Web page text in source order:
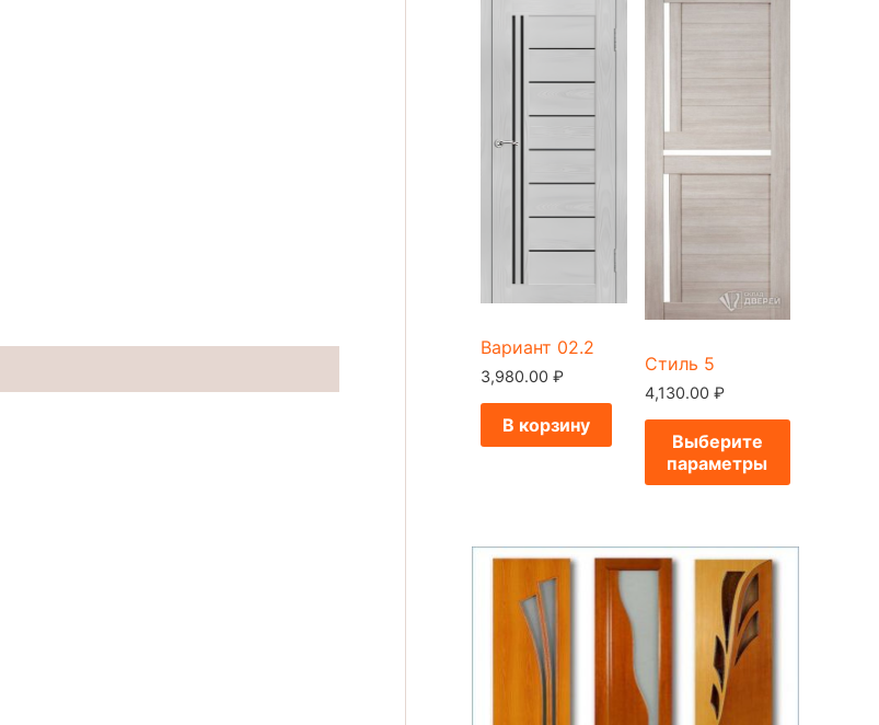
Вариант 02.2
3,980.00 ₽
В корзину
Стиль 5
4,130.00 ₽
Выберите
параметры